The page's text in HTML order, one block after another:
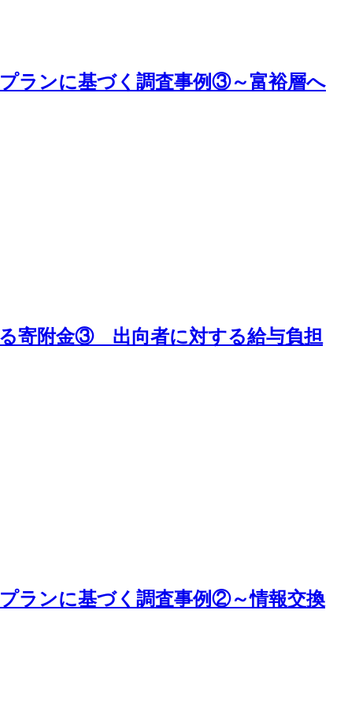
ランに基づく調査事例③～富裕層へ
る寄附金③ 出向者に対する給与負担
ランに基づく調査事例②～情報交換